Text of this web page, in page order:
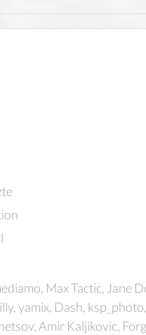
Max Tactic, Jane
yamix, Dash, ksp_photo,
Amir Kaljikovic,